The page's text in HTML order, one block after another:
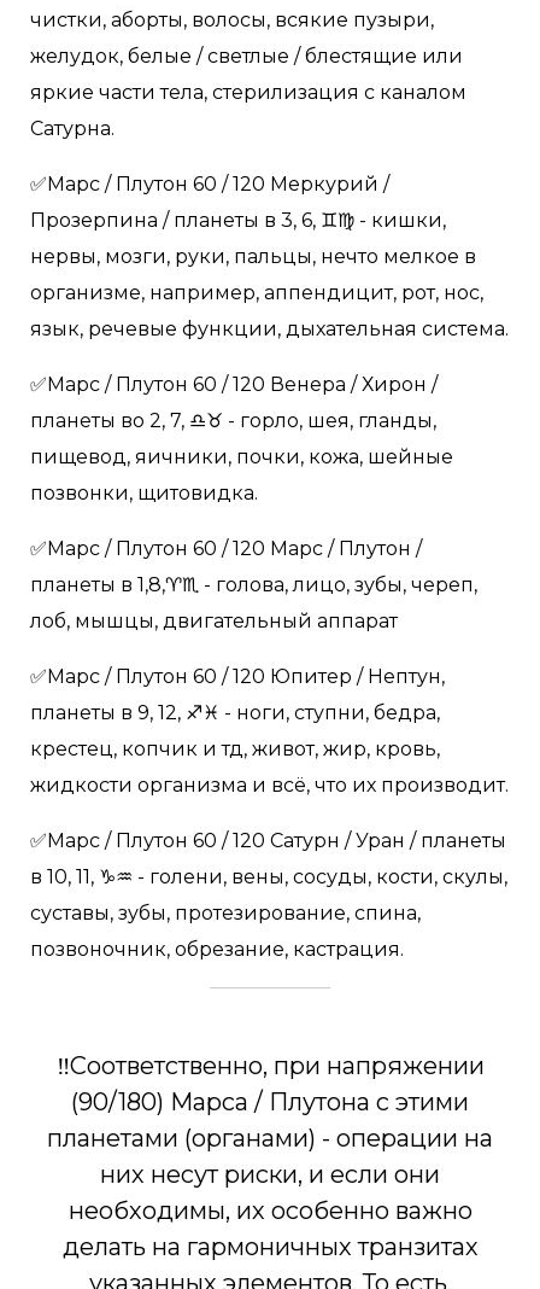
чистки, аборты, волосы, всякие пузыри,
желудок, белые / светлые / блестящие или
яркие части тела, стерилизация с каналом
Сатурна.
✅Марс / Плутон 60 / 120 Меркурий /
Прозерпина / планеты в 3, 6, ♊️♍️ - кишки,
нервы, мозги, руки, пальцы, нечто мелкое в
организме, например, аппендицит, рот, нос,
язык, речевые функции, дыхательная система.
✅Марс / Плутон 60 / 120 Венера / Хирон /
планеты во 2, 7, ♎️♉️ - горло, шея, гланды,
пищевод, яичники, почки, кожа, шейные
позвонки, щитовидка.
✅Марс / Плутон 60 / 120 Марс / Плутон /
планеты в 1,8,♈️♏️ - голова, лицо, зубы, череп,
лоб, мышцы, двигательный аппарат
✅Марс / Плутон 60 / 120 Юпитер / Нептун,
планеты в 9, 12, ♐️♓️ - ноги, ступни, бедра,
крестец, копчик и тд, живот, жир, кровь,
жидкости организма и всё, что их производит.
✅Марс / Плутон 60 / 120 Сатурн / Уран / планеты
в 10, 11, ♑️♒️ - голени, вены, сосуды, кости, скулы,
суставы, зубы, протезирование, спина,
позвоночник, обрезание, кастрация.
‼️Соответственно, при напряжении
(90/180) Марса / Плутона с этими
планетами (органами) - операции на
них несут риски, и если они
необходимы, их особенно важно
делать на гармоничных транзитах
указанных элементов. То есть,